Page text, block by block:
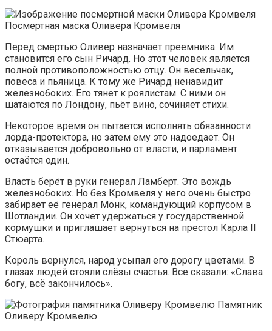
Посмертная маска Оливера Кромвеля
Перед смертью Оливер назначает преемника. Им
становится его сын Ричард. Но этот человек является
полной противоположностью отцу. Он весельчак,
повеса и пьяница. К тому же Ричард ненавидит
железнобоких. Его тянет к роялистам. С ними он
шатаются по Лондону, пьёт вино, сочиняет стихи.
Некоторое время он пытается исполнять обязанности
лорда-протектора, но затем ему это надоедает. Он
отказывается добровольно от власти, и парламент
остаётся один.
Власть берёт в руки генерал Ламберт. Это вождь
железнобоких. Но без Кромвеля у него очень быстро
забирает её генерал Монк, командующий корпусом в
Шотландии. Он хочет удержаться у государственной
кормушки и приглашает вернуться на престол Карла II
Стюарта.
Король вернулся, народ усыпал его дорогу цветами. В
глазах людей стояли слёзы счастья. Все сказали: «Слава
богу, всё закончилось».
Памятник
Оливеру Кромвелю